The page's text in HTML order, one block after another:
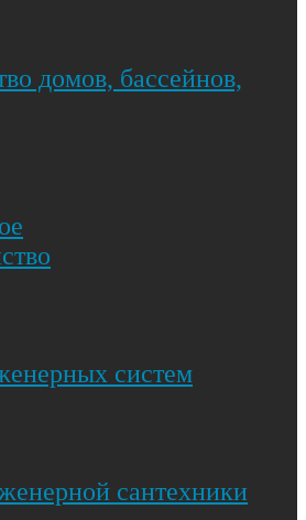
домов, бассейнов,
систем
сантехники